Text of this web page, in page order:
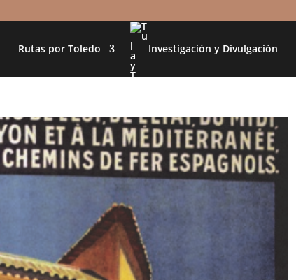
Rutas por Toledo Investigación y Divulgación